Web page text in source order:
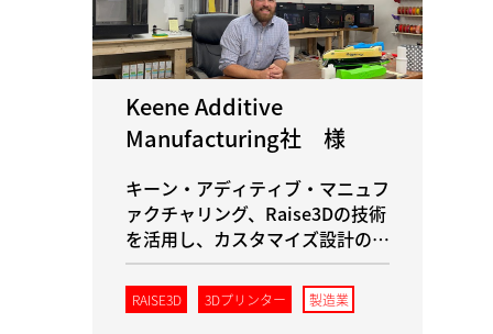
Keene Additive
Manufacturing社 様
キーン・アディティブ・マニュフ
ァクチャリング、Raise3Dの技術
を活用し、カスタマイズ設計の革
新で飛躍的な進歩を遂げる
RAISE3D 3Dプリンター 製造業